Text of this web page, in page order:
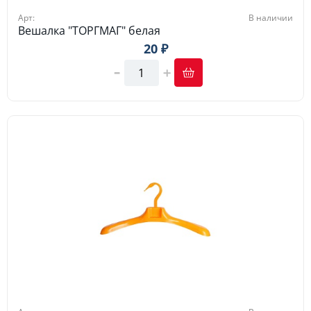
Арт: В наличии
Вешалка "ТОРГМАГ" белая
20 ₽